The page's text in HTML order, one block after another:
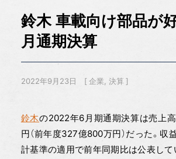
鈴木 車載向け部品が
月通期決算
2022年9月23日 企業 決算
鈴木の2022年6月期通期決算は売上
円（前年度327億800万円）だった。収
計基準の適用で前年同期比は公表して